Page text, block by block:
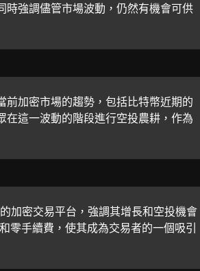
時強調儘管市場波動，仍然有機會可供
前加密市場的趨勢，包括比特幣近期的
在這一波動的階段進行空投農耕，作為
加密交易平台，強調其增長和空投機會
零手續費，使其成為交易者的一個吸引